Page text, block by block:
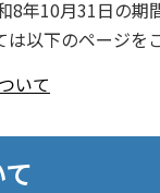
8年10月31日の期
以下のページを
いて